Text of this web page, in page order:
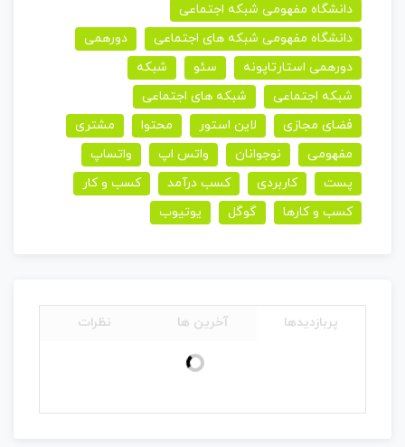
دانشگاه مفهومی شبکه اجتماعی
دانشگاه مفهومی شبکه های اجتماعی
دورهمی
دورهمی استارتاپونه
سئو
شبکه
شبکه اجتماعی
شبکه های اجتماعی
فضای مجازی
لاین استور محتوا
مشتری
مفهومی
نوجوانان واتس اپ
واتساپ
پست
کاربردی کسب درآمد
کسب و کار
کسب و کارها
گوگل یوتیوب
پربازدیدها آخرین ها نظرات